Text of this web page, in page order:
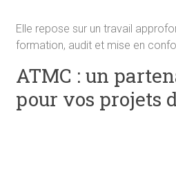
Elle repose sur un travail
formation, audit et mise en
ATMC : un
pour vos projets